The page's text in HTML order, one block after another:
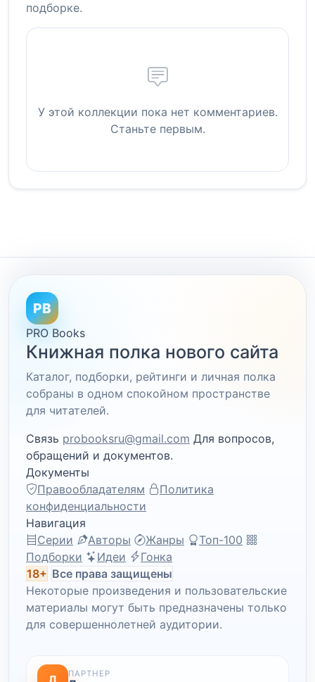
подборке.
У этой коллекции пока нет комментариев.
Станьте первым.
PB
PRO Books
Книжная полка нового сайта
Каталог, подборки, рейтинги и личная полка
собраны в одном спокойном пространстве
для читателей.
Связь probooksru@gmail.com Для вопросов,
обращений и документов.
Документы
Правообладателям
Политика
конфиденциальности
Навигация
Серии
Авторы Жанры
Топ-100
Подборки
Идеи
Гонка
18+ Все права защищены
Некоторые произведения и пользовательские
материалы могут быть предназначены только
для совершеннолетней аудитории.
ПАРТНЕР